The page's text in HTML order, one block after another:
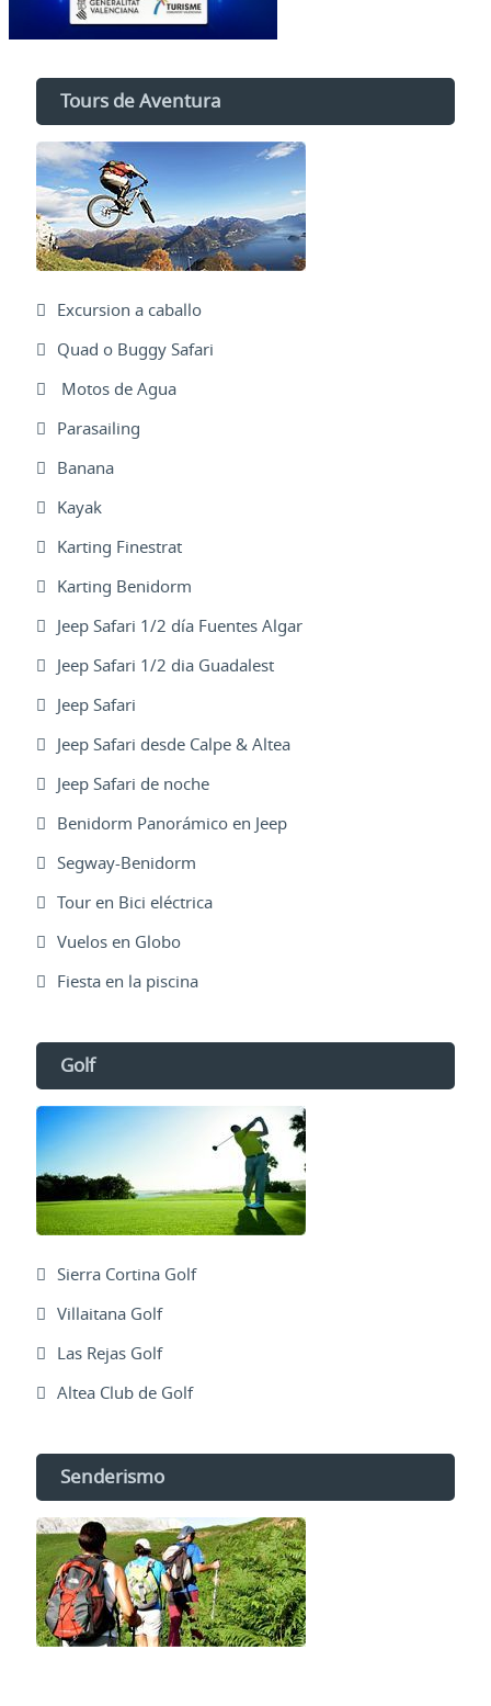
Tours de Aventura
Excursion a caballo
Quad o Buggy Safari
Motos de Agua
Parasailing
Banana
Kayak
Karting Finestrat
Karting Benidorm
Jeep Safari 1/2 día Fuentes Algar
Jeep Safari 1/2 dia Guadalest
Jeep Safari
Jeep Safari desde Calpe & Altea
Jeep Safari de noche
Benidorm Panorámico en Jeep
Segway-Benidorm
Tour en Bici eléctrica
Vuelos en Globo
Fiesta en la piscina
Golf
Sierra Cortina Golf
Villaitana Golf
Las Rejas Golf
Altea Club de Golf
Senderismo